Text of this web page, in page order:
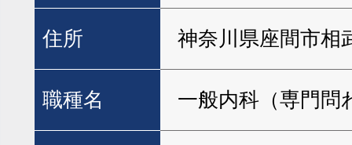
住所 神奈川県座間市相
職種名 一般内科（専門問